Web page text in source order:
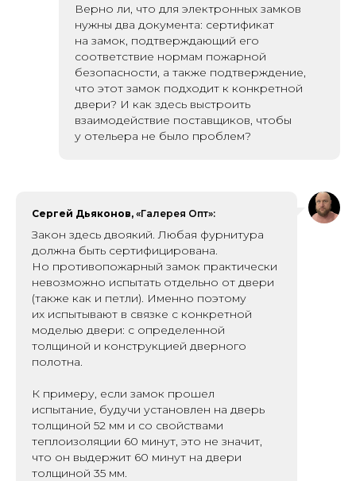
Верно ли, что для электронных замков
нужны два документа: сертификат
на замок, подтверждающий его
соответствие нормам пожарной
безопасности, а также подтверждение,
что этот замок подходит к конкретной
двери? И как здесь выстроить
взаимодействие поставщиков, чтобы
у отельера не было проблем?
Сергей Дьяконов, «Галерея Опт»:
Закон здесь двоякий. Любая фурнитура
должна быть сертифицирована.
Но противопожарный замок практически
невозможно испытать отдельно от двери
(также как и петли). Именно поэтому
их испытывают в связке с конкретной
моделью двери: с определенной
толщиной и конструкцией дверного
полотна.
К примеру, если замок прошел
испытание, будучи установлен на дверь
толщиной 52 мм и со свойствами
теплоизоляции 60 минут, это не значит,
что он выдержит 60 минут на двери
толщиной 35 мм.